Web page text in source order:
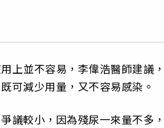
上並不容易，李偉浩醫師建議
可減少用量，又不容易感染。
議較小，因為殘尿一來量不多